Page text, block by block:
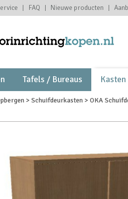
FAQ Nieuwe producten
Tafels / Bureaus Kasten
> Schuifdeurkasten > OKA